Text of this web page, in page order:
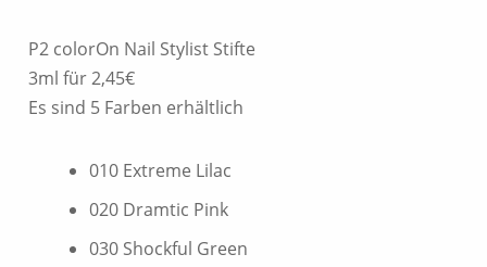
P2 colorOn Nail Stylist Stifte
3ml für 2,45€
Es sind 5 Farben erhältlich
010 Extreme Lilac
020 Dramtic Pink
030 Shockful Green